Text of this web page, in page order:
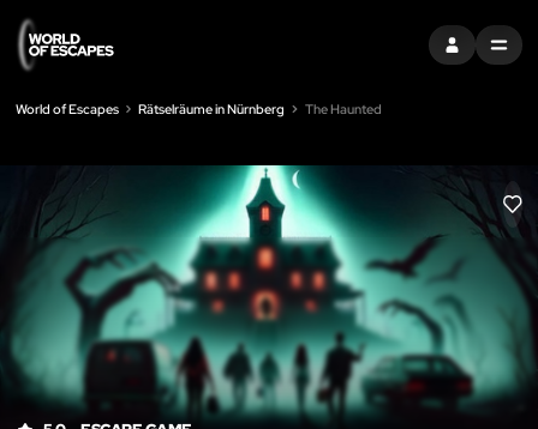
EINTRAGEN
MENU
World of Escapes Rätselräume in Nürnberg The Haunted
LIKE